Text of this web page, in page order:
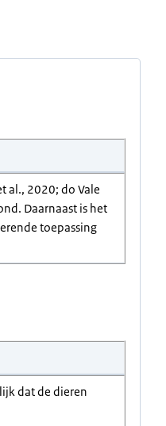
al., 2020; do Vale
Daarnaast is het
toepassing
dat de dieren